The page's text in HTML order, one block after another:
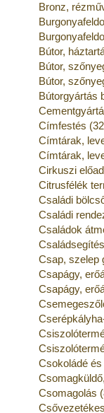
Bronz,
Bútor,
Bútor,
Bútor,
Bútorgyártás
Címfestés
Címtárak,
Címtárak,
Cirkuszi
Citrusfélék
Családi
Családi
Családok
Csap, szelep
Csapágy,
Csapágy,
Csokoládé
Csomagolás